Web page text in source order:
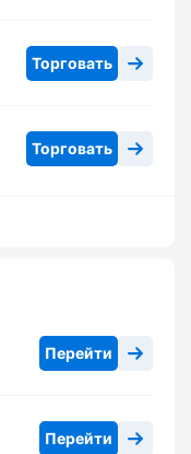
Торговать
Торговать
Перейти
Перейти